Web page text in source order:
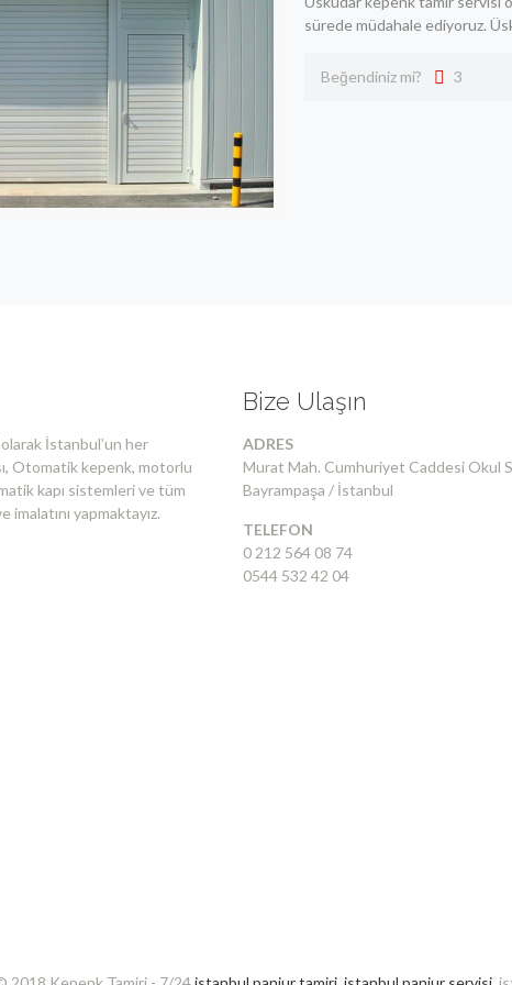
sürede müdahale ediyoruz.
Beğendiniz mi? 3
İstanbul’un her
Otomatik kepenk, motorlu
kapı sistemleri ve tüm
yapmaktayız.
Bize Ulaşın
ADRES
Murat Mah. Cumhuriyet Caddesi Okul
Bayrampaşa / İstanbul
TELEFON
0 212 564 08 74
0544 532 42 04